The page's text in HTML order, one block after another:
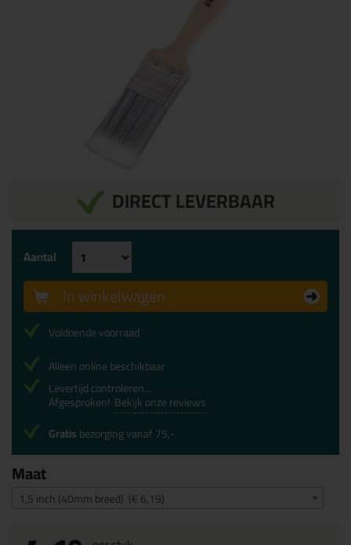
DIRECT LEVERBAAR
Maat
1,5 inch (40mm breed) (€ 6,19)
Aantal
In winkelwagen
Voldoende voorraad
Alleen online beschikbaar
Levertijd controleren...
Afgesproken! Bekijk onze reviews
Gratisbezorging vanaf 75,-